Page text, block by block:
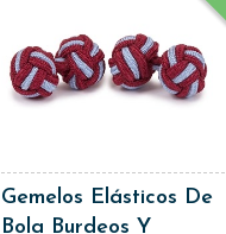
Gemelos Elásticos De
Bola Burdeos Y